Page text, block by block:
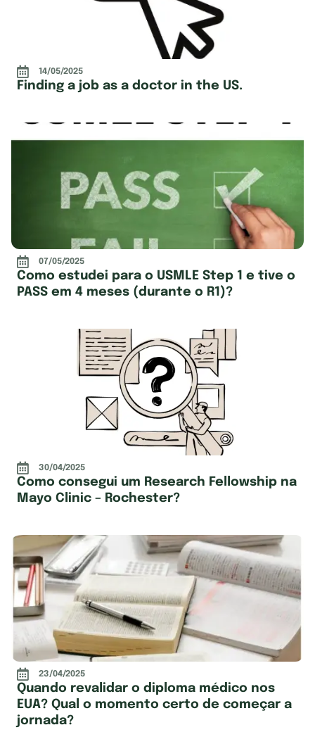
14/05/2025
Finding a job as a doctor in the US.
07/05/2025
Como estudei para o USMLE Step 1 e tive o
PASS em 4 meses (durante o R1)?
30/04/2025
Como consegui um Research Fellowship na
Mayo Clinic – Rochester?
23/04/2025
Quando revalidar o diploma médico nos
EUA? Qual o momento certo de começar a
jornada?